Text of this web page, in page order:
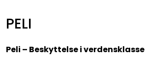
PELI
Peli – Beskyttelse i verdensklasse